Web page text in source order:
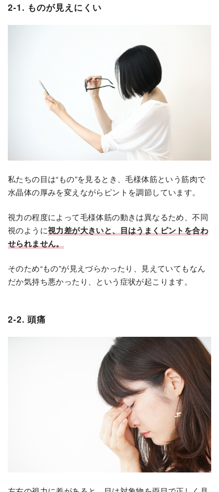
2-1. ものが見えにくい
私たちの目は“もの”を見るとき、毛様体筋という筋肉で
水晶体の厚みを変えながらピントを調節しています。
視力の程度によって毛様体筋の動きは異なるため、不同
視のように視力差が大きいと、目はうまくピントを合わ
せられません。
そのため“もの”が見えづらかったり、見えていてもなん
だか気持ち悪かったり、という症状が起こります。
2-2. 頭痛